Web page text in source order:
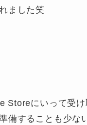
ました笑
Storeにいって受
備することも少な